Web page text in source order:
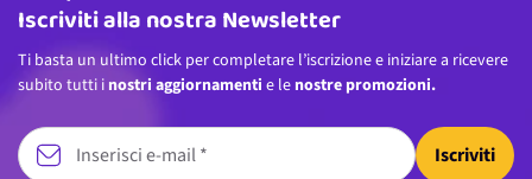
Iscriviti alla nostra Newsletter
Ti basta un ultimo click per completare l’iscrizione e iniziare a ricevere
subito tutti i nostri aggiornamenti e le nostre promozioni.
Iscriviti